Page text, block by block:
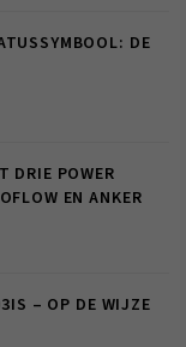
DE
DRIE POWER
EN ANKER
– OP DE WIJZE